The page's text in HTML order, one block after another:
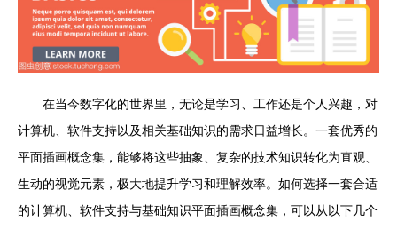
在当今数字化的世界里，无论是学习、工作还是个人兴趣，对
计算机、软件支持以及相关基础知识的需求日益增长。一套优秀的
平面插画概念集，能够将这些抽象、复杂的技术知识转化为直观、
生动的视觉元素，极大地提升学习和理解效率。如何选择一套合适
的计算机、软件支持与基础知识平面插画概念集，可以从以下几个